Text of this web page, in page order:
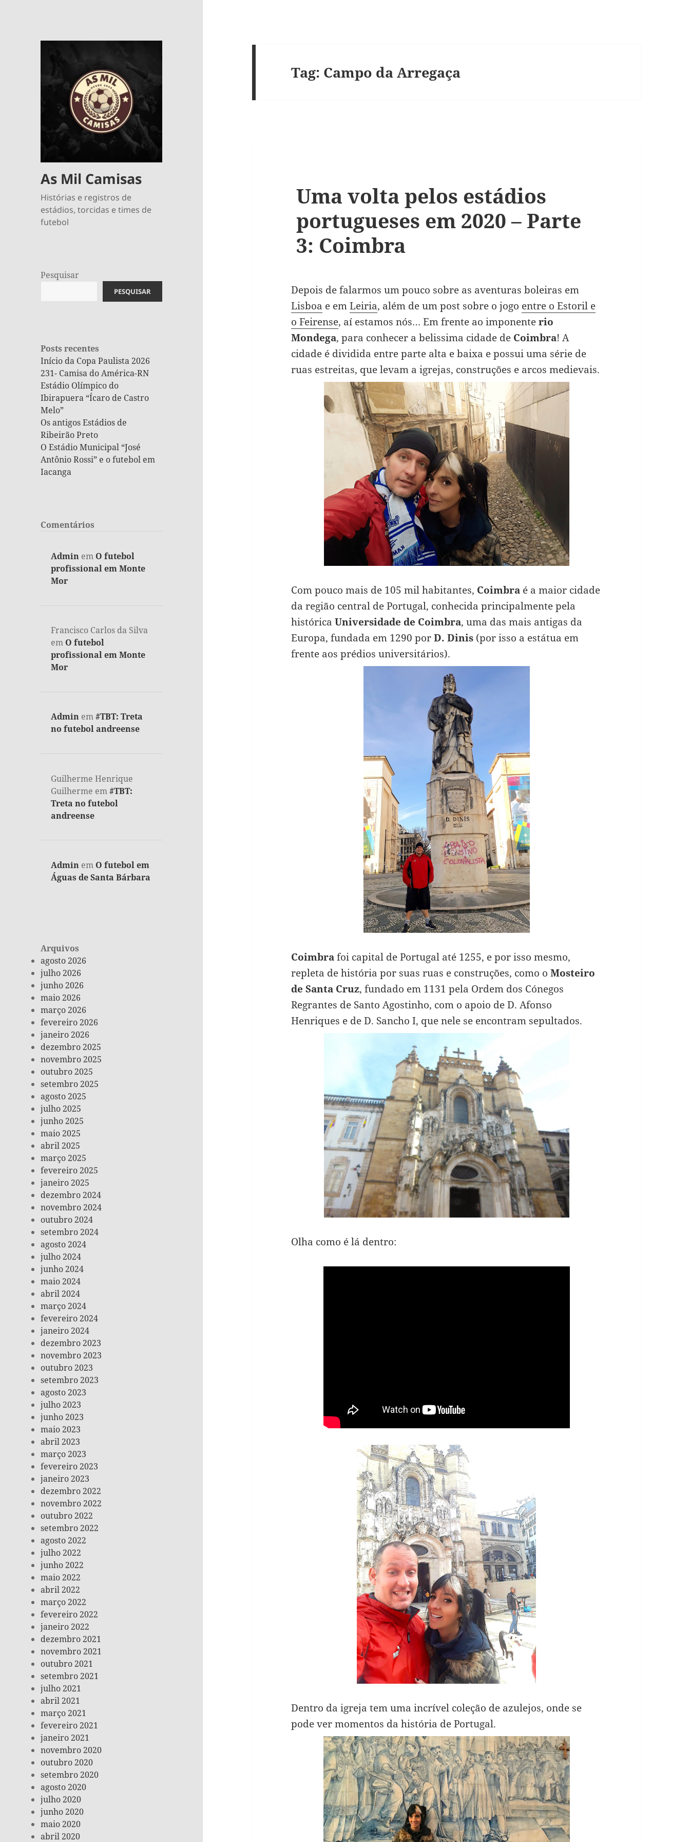
As Mil Camisas
Histórias e registros de
estádios, torcidas e times de
futebol
Pesquisar
PESQUISAR
Posts recentes
Início da Copa Paulista 2026
231- Camisa do América-RN
Estádio Olímpico do
Ibirapuera “Ícaro de Castro
Melo”
Os antigos Estádios de
Ribeirão Preto
O Estádio Municipal “José
Antônio Rossi” e o futebol em
Iacanga
Comentários
Admin em O futebol
profissional em Monte
Mor
Francisco Carlos da Silva
em O futebol
profissional em Monte
Mor
Admin em#TBT: Treta
no futebol andreense
Guilherme Henrique
Guilherme em#TBT:
Treta no futebol
andreense
Admin em O futebol em
Águas de Santa Bárbara
Arquivos
agosto 2026
julho 2026
junho 2026
maio 2026
março 2026
fevereiro 2026
janeiro 2026
dezembro 2025
novembro 2025
outubro 2025
setembro 2025
agosto 2025
julho 2025
junho 2025
maio 2025
abril 2025
março 2025
fevereiro 2025
janeiro 2025
dezembro 2024
novembro 2024
outubro 2024
setembro 2024
agosto 2024
julho 2024
junho 2024
maio 2024
abril 2024
março 2024
fevereiro 2024
janeiro 2024
dezembro 2023
novembro 2023
outubro 2023
setembro 2023
agosto 2023
julho 2023
junho 2023
maio 2023
abril 2023
março 2023
fevereiro 2023
janeiro 2023
dezembro 2022
novembro 2022
outubro 2022
setembro 2022
agosto 2022
julho 2022
junho 2022
maio 2022
abril 2022
março 2022
fevereiro 2022
janeiro 2022
dezembro 2021
novembro 2021
outubro 2021
setembro 2021
julho 2021
abril 2021
março 2021
fevereiro 2021
janeiro 2021
novembro 2020
outubro 2020
setembro 2020
agosto 2020
julho 2020
junho 2020
maio 2020
abril 2020
Tag: Campo da Arregaça
Uma volta pelos estádios
portugueses em 2020 – Parte
3: Coimbra
Depois de falarmos um pouco sobre as aventuras boleiras em
Lisboa e emLeiria, além de um post sobre o jogo entre o Estoril e
o Feirense, aí estamos nós… Em frente ao imponenterio
Mondega, para conhecer a belissima cidade de Coimbra! A
cidade é dividida entre parte alta e baixa e possui uma série de
ruas estreitas, que levam a igrejas, construções e arcos medievais.
Com pouco mais de 105 mil habitantes, Coimbraé a maior cidade
da região central de Portugal, conhecida principalmente pela
histórica Universidade de Coimbra, uma das mais antigas da
Europa, fundada em 1290 porD. Dinis(por isso a estátua em
frente aos prédios universitários).
Coimbrafoi capital de Portugal até 1255, e por isso mesmo,
repleta de história por suas ruas e construções, como o Mosteiro
de Santa Cruz, fundado em 1131 pela Ordem dos Cónegos
Regrantes de Santo Agostinho, com o apoio de D. Afonso
Henriques e de D. Sancho I, que nele se encontram sepultados.
Olha como é lá dentro:
Dentro da igreja tem uma incrível coleção de azulejos, onde se
pode ver momentos da história de Portugal.